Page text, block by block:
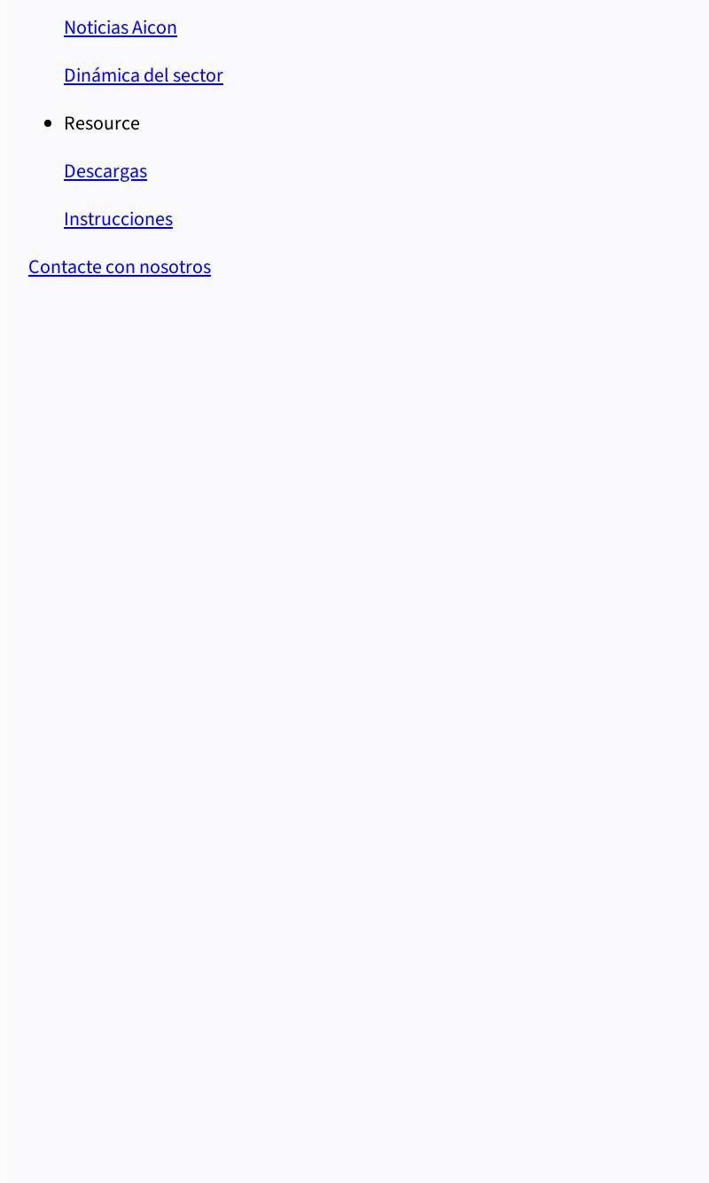
Noticias Aicon
Dinámica del sector
Resource
Descargas
Instrucciones
Contacte con nosotros